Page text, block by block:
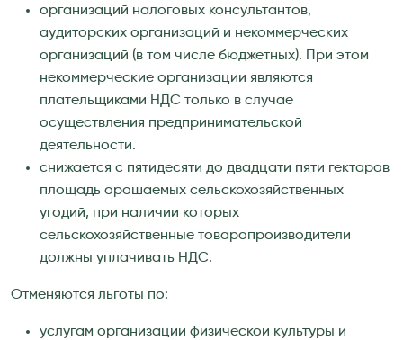
организаций налоговых консультантов,
аудиторских организаций и некоммерческих
организаций (в том числе бюджетных). При этом
некоммерческие организации являются
плательщиками НДС только в случае
осуществления предпринимательской
деятельности.
снижается с пятидесяти до двадцати пяти гектаров
площадь орошаемых сельскохозяйственных
угодий, при наличии которых
сельскохозяйственные товаропроизводители
должны уплачивать НДС.
Отменяются льготы по:
услугам организаций физической культуры и